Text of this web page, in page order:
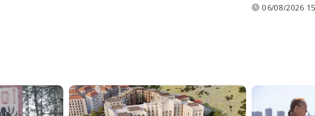
06/08/2026